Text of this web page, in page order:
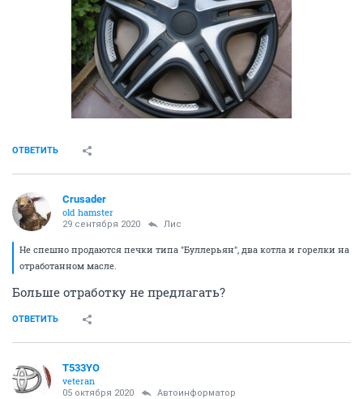
ОТВЕТИТЬ
Crusader
old hamster
29 сентября 2020 Лис
Не спешно продаются печки типа "Буллерьян", два котла и горелки на
отработанном масле.
Больше отработку не предлагать?
ОТВЕТИТЬ
T533YO
veteran
05 октября 2020 Автоинформатор